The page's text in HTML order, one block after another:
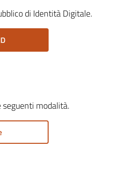
di Identità Digitale.
modalità.